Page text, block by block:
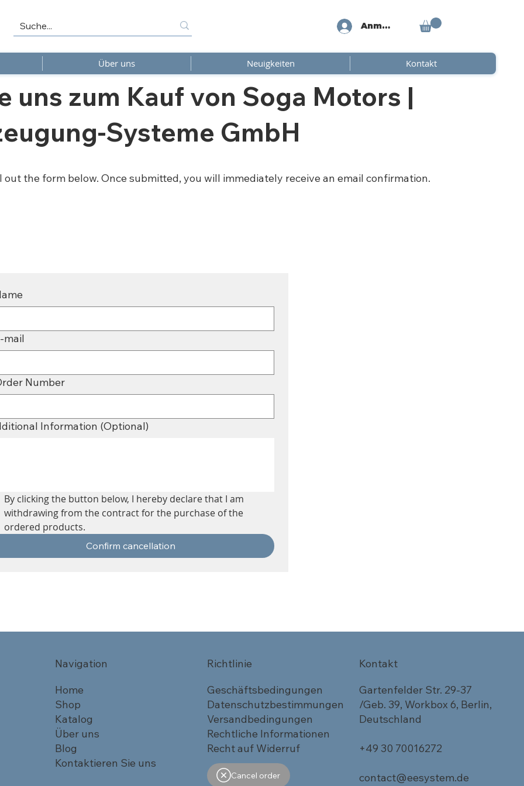
Anmelden
Über uns Neuigkeiten Kontakt
uns zum Kauf von Soga Motors |
Systeme GmbH
the form below. Once submitted, you will immediately receive an email confirmation.
mail
Number
Information (Optional)
By clicking the button below, I hereby declare that I am
withdrawing from the contract for the purchase of the
ordered products.
Confirm cancellation
Navigation
Home
Shop
Katalog
Über uns
Blog
Kontaktieren Sie uns
Richtlinie
Geschäftsbedingungen
Datenschutzbestimmungen
Versandbedingungen
Rechtliche Informationen
Recht auf Widerruf
Cancel order
Kontakt
Gartenfelder Str. 29-37
/Geb. 39, Workbox 6, Berlin,
Deutschland
+49 30 70016272
contact@eesystem.de